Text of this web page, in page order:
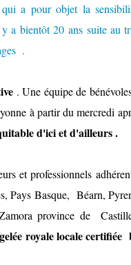
a pour objet la
a bientôt 20 ans suite au
.
. Une équipe de
à partir du mercredi
d'ici et d'ailleurs .
et professionnels
Pays Basque, Béarn,
province de
royale locale